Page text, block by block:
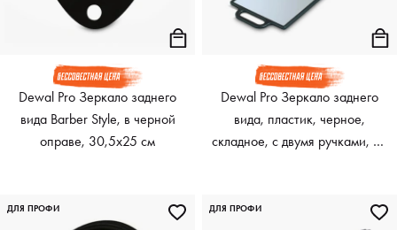
Dewal Pro Зеркало заднего
вида Barber Style, в черной
оправе, 30,5х25 см
Dewal Pro Зеркало заднего
вида, пластик, черное,
складное, с двумя ручками, 23
ДЛЯ ПРОФИ ДЛЯ ПРОФИ